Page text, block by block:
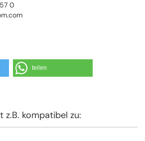
0
teilen
z.B. kompatibel zu: